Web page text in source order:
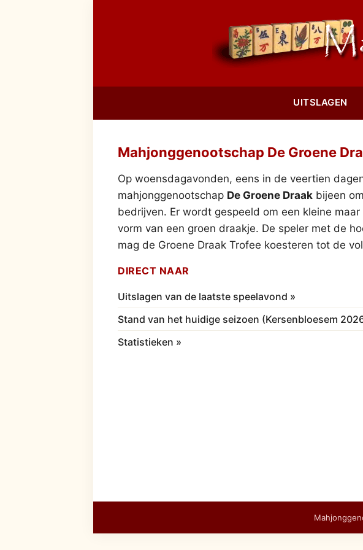
UITSLAGEN
Mahjonggenootschap De Groene
Op woensdagavonden, eens in de veertien
mahjonggenootschap De Groene Draak bijeen
bedrijven. Er wordt gespeeld om een kleine
vorm van een groen draakje. De speler met de
mag de Groene Draak Trofee koesteren tot de
DIRECT NAAR
Uitslagen van de laatste speelavond »
Stand van het huidige seizoen (Kersenbloesem
Statistieken »